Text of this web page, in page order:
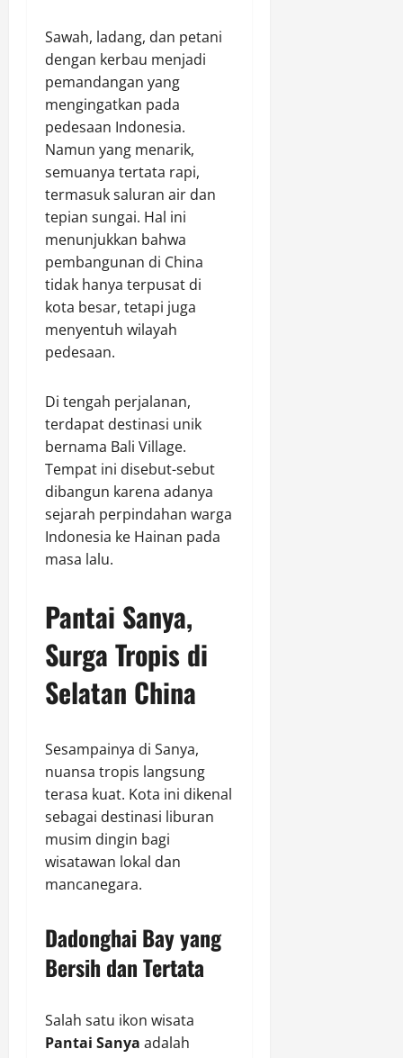
Sawah, ladang, dan petani
dengan kerbau menjadi
pemandangan yang
mengingatkan pada
pedesaan Indonesia.
Namun yang menarik,
semuanya tertata rapi,
termasuk saluran air dan
tepian sungai. Hal ini
menunjukkan bahwa
pembangunan di China
tidak hanya terpusat di
kota besar, tetapi juga
menyentuh wilayah
pedesaan.
Di tengah perjalanan,
terdapat destinasi unik
bernama Bali Village.
Tempat ini disebut-sebut
dibangun karena adanya
sejarah perpindahan warga
Indonesia ke Hainan pada
masa lalu.
Pantai Sanya,
Surga Tropis di
Selatan China
Sesampainya di Sanya,
nuansa tropis langsung
terasa kuat. Kota ini dikenal
sebagai destinasi liburan
musim dingin bagi
wisatawan lokal dan
mancanegara.
Dadonghai Bay yang
Bersih dan Tertata
Salah satu ikon wisata
Pantai Sanya adalah